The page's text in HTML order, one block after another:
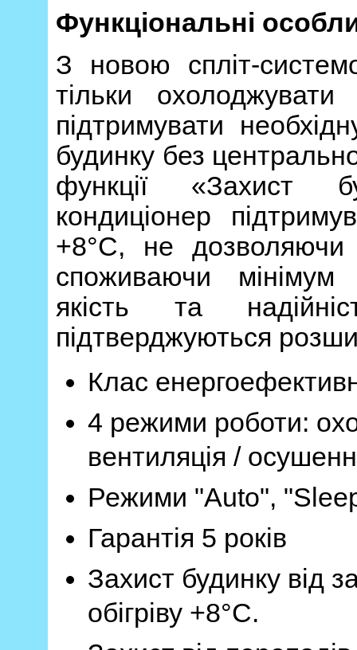
Функціональні
З новою спліт-
тільки
підтримувати
будинку без
функції «Захист
кондиціонер
+8°С, не дозволяючи
споживаючи мінімум
якість та
підтверджуються
Клас
4 режими роботи:
вентиляція /
Режими "Auto",
Гарантія 5 років
Захист будинку від
обігріву +8°C.